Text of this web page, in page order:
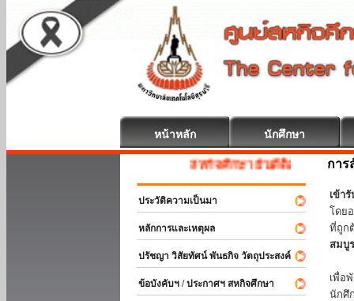
หน้าหลัก นักศึกษา
สหกิจศึกษา ยินดีต้อนรับ
ประวัติความเป็นมา
หลักการและเหตุผล
ปรัชญา วิสัยทัศน์ พันธกิจ วัตถุประสงค์
ข้อบังคับฯ / ประกาศฯ สหกิจศึกษา
การ
เข้า
โดย
ที่ถูก
สมบู
เพื่อ
นักศึ